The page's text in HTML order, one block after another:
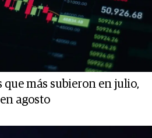
que más subieron en julio,
agosto